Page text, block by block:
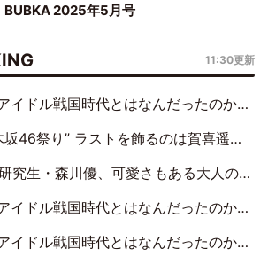
BUBKA 2025年5月号
11:30更新
6回：でんぱ組.inc・古川未鈴×相沢梨紗「『ハロプロやりたかったな』って言ったら、夢眠ねむさんに『てめえはでんぱ組．incなんだよ！』って肩パンされて(笑)」
飾るのは賀喜遥香…5年ぶりの登場に「5年分大人になった私を見ていただけたら」
生・森川優、可愛さもある大人の女性に
』第11回：私立恵比寿中学・真山りか×安本彩花「TIFで10年ぶりのキョンシーメイクをしたら、場を完全に引かせてしまって。時代が変わったんだなって」
か～』第10回：さくら学院・武藤彩未×飯田らうら「正直、中3で辞めるというのを信じてなくて。そう言われてはいたけど、嘘でしょって」